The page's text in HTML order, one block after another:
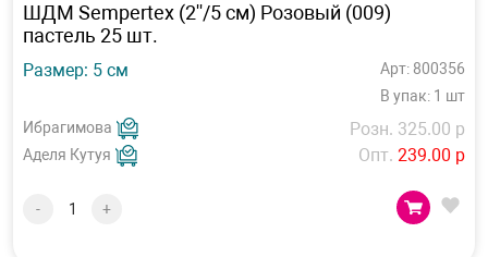
ШДМ Sempertex (2''/5 см) Розовый (009)
пастель 25 шт.
Размер: 5 см
Арт: 800356
В упак: 1 шт
Ибрагимова
Аделя Кутуя
Розн. 325.00 р
Опт. 239.00 р
- +